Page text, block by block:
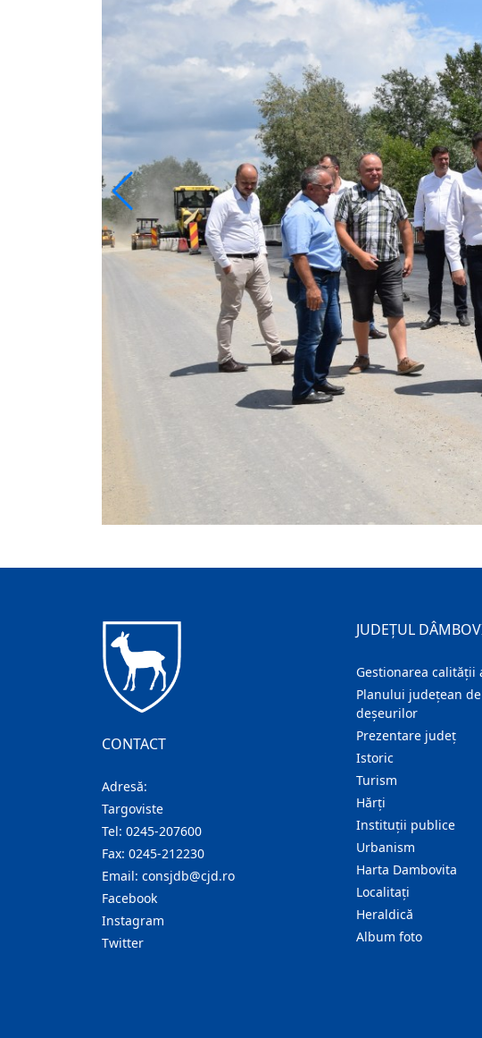
CONTACT
Adresă:
Targoviste
Tel: 0245-207600
Fax: 0245-212230
Email: consjdb@cjd.ro
Facebook
Instagram
Twitter
JUDEȚUL
Gestionarea calității
Planului județean
deșeurilor
Prezentare judeţ
Istoric
Turism
Hărţi
Instituţii publice
Urbanism
Harta Dambovita
Localitaţi
Heraldică
Album foto